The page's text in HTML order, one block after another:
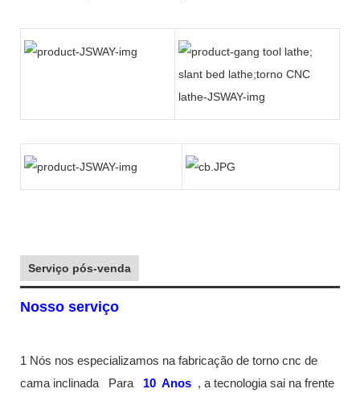
Serviço pós-venda
Nosso serviço
1 Nós nos especializamos na fabricação de torno cnc de
cama inclinada
Para 10 Anos , a tecnologia sai na frente